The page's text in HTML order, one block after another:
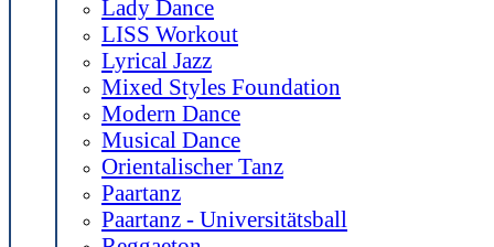
Lady Dance
LISS Workout
Lyrical Jazz
Mixed Styles Foundation
Modern Dance
Musical Dance
Orientalischer Tanz
Paartanz
Paartanz - Universitätsball